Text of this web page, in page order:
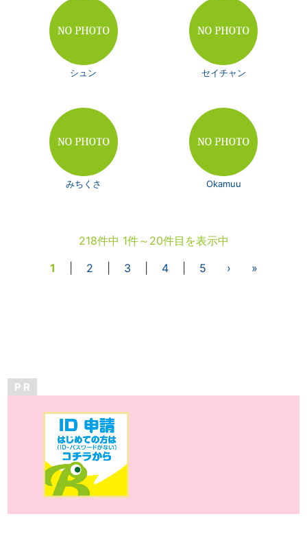
シュン セイチャン
みちくさ Okamuu
218件中 1件～20件目を表示中
1
2 3 4| 5 › »
P R